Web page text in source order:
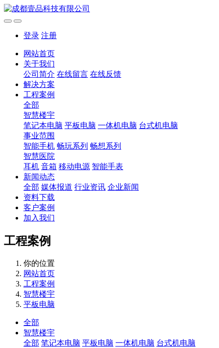
登录 注册
网站首页
关于我们
公司简介 在线留言 在线反馈
解决方案
工程案例
全部
智慧楼宇
笔记本电脑 平板电脑 一体机电脑 台式机电脑
事业范围
智能手机 畅玩系列 畅想系列
智慧医院
耳机 音箱 移动电源 智能手表
新闻动态
全部 媒体报道 行业资讯 企业新闻
资料下载
客户案例
加入我们
工程案例
你的位置
网站首页
工程案例
智慧楼宇
平板电脑
全部
智慧楼宇
全部 笔记本电脑 平板电脑 一体机电脑 台式机电脑